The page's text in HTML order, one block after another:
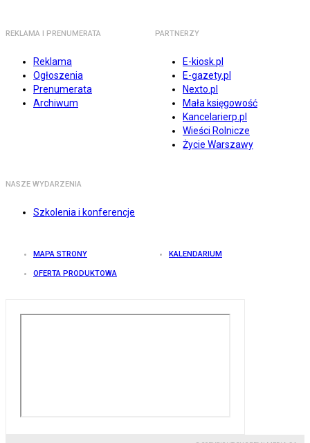
REKLAMA I PRENUMERATA
Reklama
Ogłoszenia
Prenumerata
Archiwum
PARTNERZY
E-kiosk.pl
E-gazety.pl
Nexto.pl
Mała księgowość
Kancelarierp.pl
Wieści Rolnicze
Życie Warszawy
NASZE WYDARZENIA
Szkolenia i konferencje
MAPA STRONY KALENDARIUM
OFERTA PRODUKTOWA